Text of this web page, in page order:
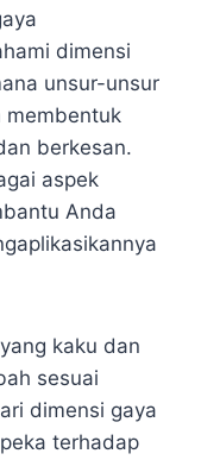
dimensi
unsur-unsur
membentuk
berkesan.
aspek
Anda
kaku dan
sesuai
dimensi gaya
terhadap